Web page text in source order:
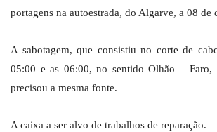
portagens na autoestrada, do Algarve, a 08 de
A sabotagem, que consistiu no corte de
05:00 e as 06:00, no sentido Olhão – Faro,
precisou a mesma fonte.
A caixa a ser alvo de trabalhos de reparação.